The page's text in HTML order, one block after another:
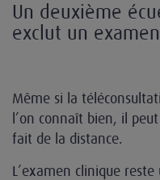
Un deuxième
exclut un
Même si la
l’on connaît bien, il
fait de la distance.
L’examen clinique